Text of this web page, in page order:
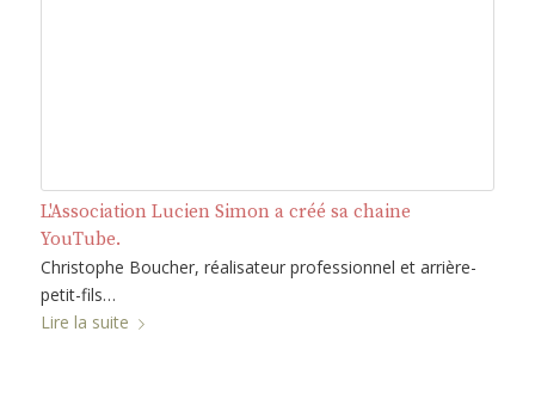
L'Association Lucien Simon a créé sa chaine
YouTube.
Christophe Boucher, réalisateur professionnel et arrière-
petit-fils…
Lire la suite